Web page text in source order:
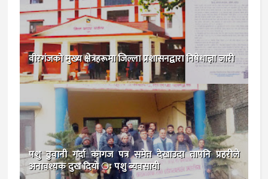
वीरगंजकाे मुख्य क्षेत्रहरूमा जिल्ला प्रशासनद्वारा निषेधाज्ञा जारी
पशु ढुवानी गर्दा कागज पत्र समेत देखाउदा तापनि प्रहरीले
अनावश्यक दुख दियाे ः पशु ब्यवसायी